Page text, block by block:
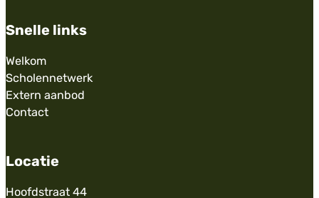
Snelle links
Welkom
Scholennetwerk
Extern aanbod
Contact
Locatie
Hoofdstraat 44